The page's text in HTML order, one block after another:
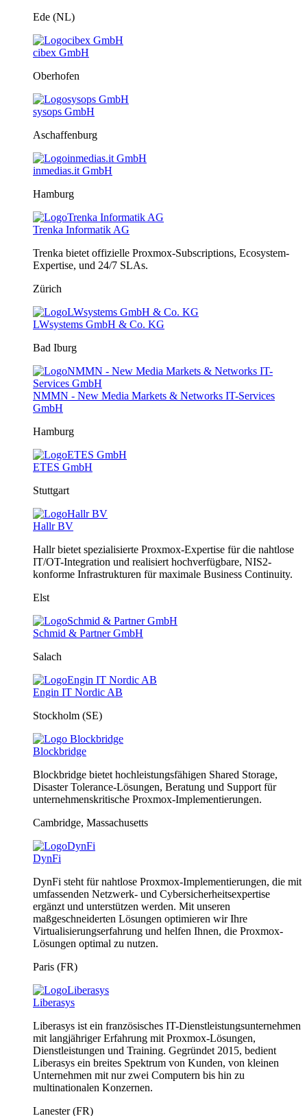
Ede (NL)
cibex GmbH
Oberhofen
sysops GmbH
Aschaffenburg
inmedias.it GmbH
Hamburg
Trenka Informatik AG
Trenka bietet offizielle Proxmox-Subscriptions, Ecosystem-
Expertise, und 24/7 SLAs.
Zürich
LWsystems GmbH & Co. KG
Bad Iburg
NMMN - New Media Markets & Networks IT-Services
GmbH
Hamburg
ETES GmbH
Stuttgart
Hallr BV
Hallr bietet spezialisierte Proxmox-Expertise für die nahtlose
IT/OT-Integration und realisiert hochverfügbare, NIS2-
konforme Infrastrukturen für maximale Business Continuity.
Elst
Schmid & Partner GmbH
Salach
Engin IT Nordic AB
Stockholm (SE)
Blockbridge
Blockbridge bietet hochleistungsfähigen Shared Storage,
Disaster Tolerance-Lösungen, Beratung und Support für
unternehmenskritische Proxmox-Implementierungen.
Cambridge, Massachusetts
DynFi
DynFi steht für nahtlose Proxmox-Implementierungen, die mit
umfassenden Netzwerk- und Cybersicherheitsexpertise
ergänzt und unterstützen werden. Mit unseren
maßgeschneiderten Lösungen optimieren wir Ihre
Virtualisierungserfahrung und helfen Ihnen, die Proxmox-
Lösungen optimal zu nutzen.
Paris (FR)
Liberasys
Liberasys ist ein französisches IT-Dienstleistungsunternehmen
mit langjähriger Erfahrung mit Proxmox-Lösungen,
Dienstleistungen und Training. Gegründet 2015, bedient
Liberasys ein breites Spektrum von Kunden, von kleinen
Unternehmen mit nur zwei Computern bis hin zu
multinationalen Konzernen.
Lanester (FR)